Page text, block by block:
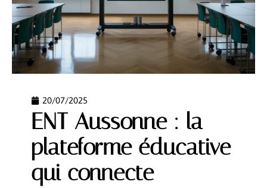
20/07/2025
ENT Aussonne : la
plateforme éducative
qui connecte